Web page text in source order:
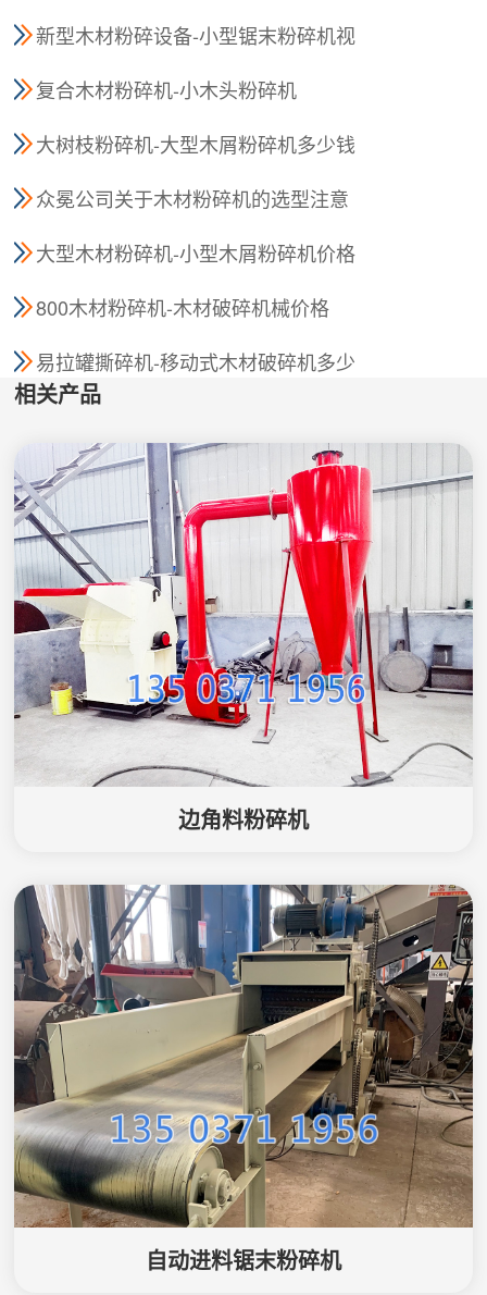
新型木材粉碎设备-小型锯末粉碎机视
复合木材粉碎机-小木头粉碎机
大树枝粉碎机-大型木屑粉碎机多少钱
众冕公司关于木材粉碎机的选型注意
大型木材粉碎机-小型木屑粉碎机价格
800木材粉碎机-木材破碎机械价格
易拉罐撕碎机-移动式木材破碎机多少
钱一台
相关产品
边角料粉碎机
自动进料锯末粉碎机